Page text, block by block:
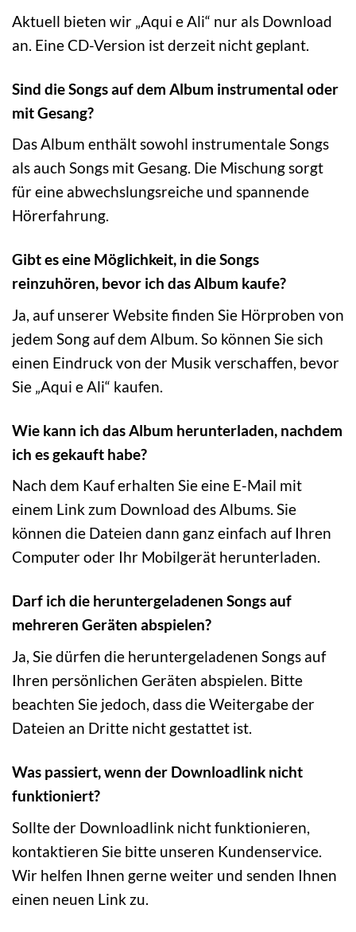
Aktuell bieten wir „Aqui e Ali“ nur als Download
an. Eine CD-Version ist derzeit nicht geplant.
Sind die Songs auf dem Album instrumental oder
mit Gesang?
Das Album enthält sowohl instrumentale Songs
als auch Songs mit Gesang. Die Mischung sorgt
für eine abwechslungsreiche und spannende
Hörerfahrung.
Gibt es eine Möglichkeit, in die Songs
reinzuhören, bevor ich das Album kaufe?
Ja, auf unserer Website finden Sie Hörproben von
jedem Song auf dem Album. So können Sie sich
einen Eindruck von der Musik verschaffen, bevor
Sie „Aqui e Ali“ kaufen.
Wie kann ich das Album herunterladen, nachdem
ich es gekauft habe?
Nach dem Kauf erhalten Sie eine E-Mail mit
einem Link zum Download des Albums. Sie
können die Dateien dann ganz einfach auf Ihren
Computer oder Ihr Mobilgerät herunterladen.
Darf ich die heruntergeladenen Songs auf
mehreren Geräten abspielen?
Ja, Sie dürfen die heruntergeladenen Songs auf
Ihren persönlichen Geräten abspielen. Bitte
beachten Sie jedoch, dass die Weitergabe der
Dateien an Dritte nicht gestattet ist.
Was passiert, wenn der Downloadlink nicht
funktioniert?
Sollte der Downloadlink nicht funktionieren,
kontaktieren Sie bitte unseren Kundenservice.
Wir helfen Ihnen gerne weiter und senden Ihnen
einen neuen Link zu.